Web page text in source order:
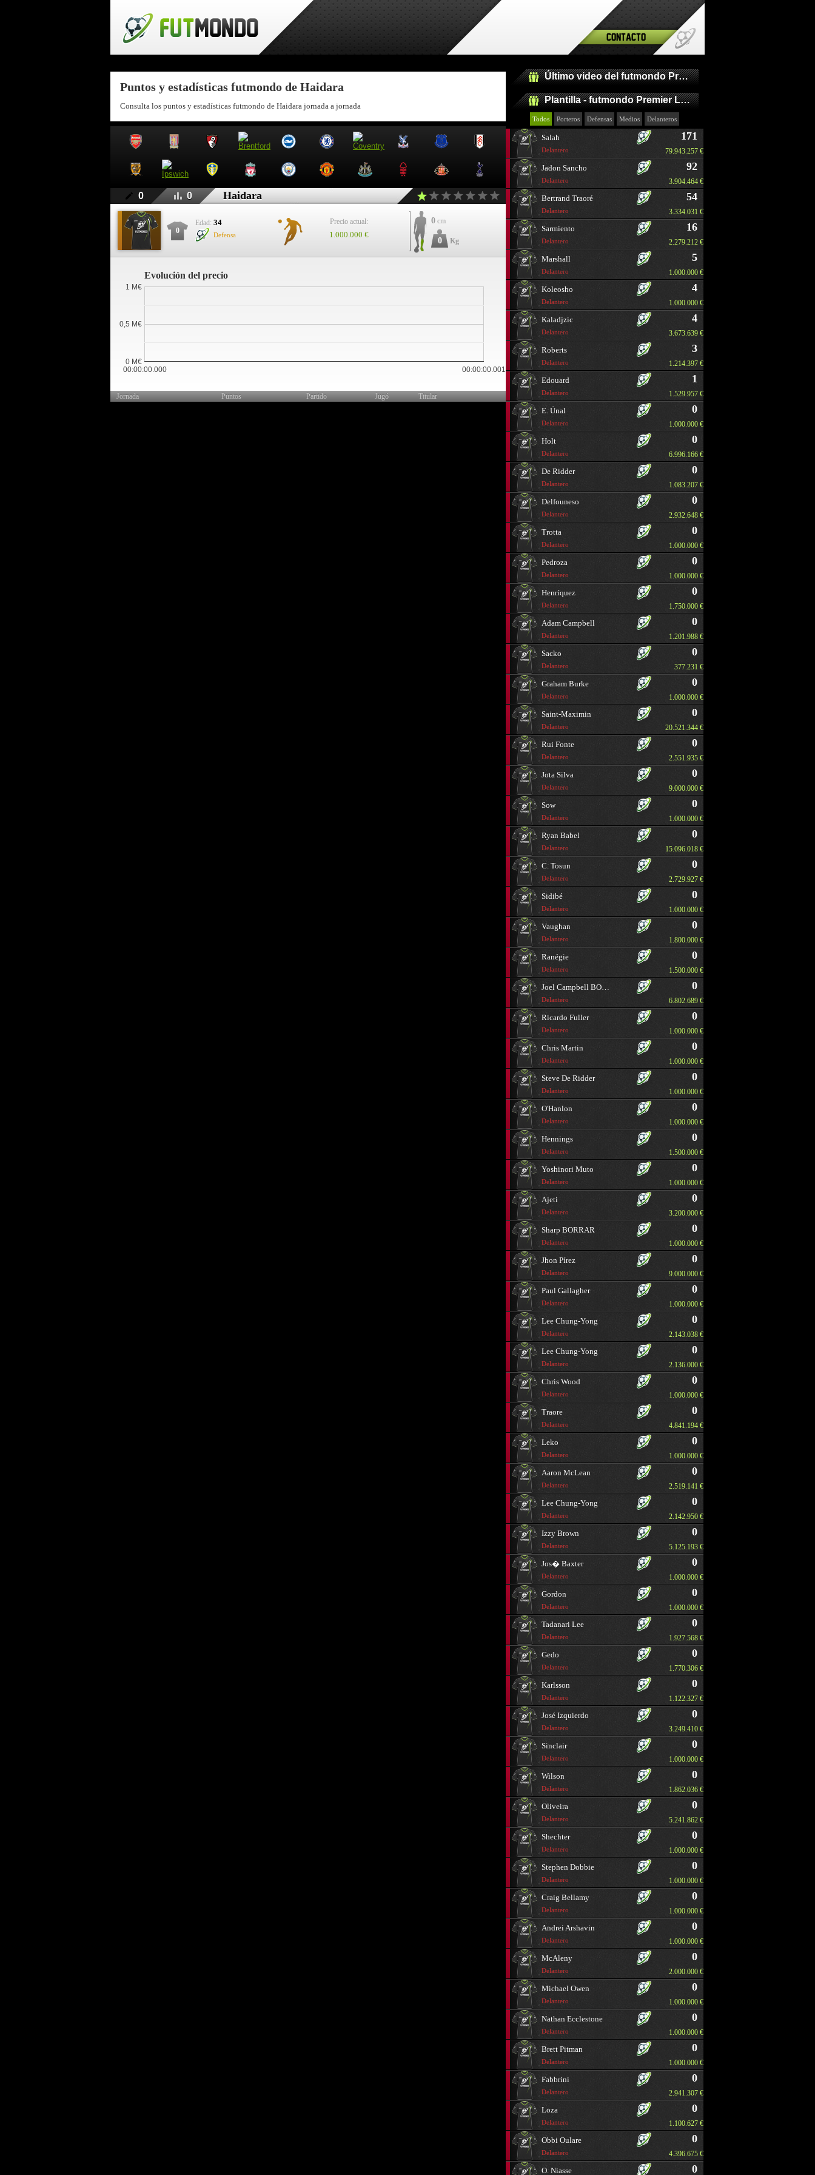
Contacto
Puntos y estadísticas futmondo de Haidara
Consulta los puntos y estadísticas futmondo de Haidara jornada a jornada
0 0 Haidara
0
Edad: 34
Defensa
Precio actual:
1.000.000 €
0 cm
0 Kg
Evolución del precio
00:00:00.000 00:00:00.001
0 M€
0,5 M€
1 M€
Jornada Puntos Partido Jugó Titular
Último video del futmondo Premier League
Plantilla - futmondo Premier League
Todos Porteros Defensas Medios Delanteros
Salah
Delantero
171
79.943.257 €
Jadon Sancho
Delantero
92
3.904.464 €
Bertrand Traoré
Delantero
54
3.334.031 €
Sarmiento
Delantero
16
2.279.212 €
Marshall
Delantero
5
1.000.000 €
Koleosho
Delantero
4
1.000.000 €
Kaladjzic
Delantero
4
3.673.639 €
Roberts
Delantero
3
1.214.397 €
Edouard
Delantero
1
1.529.957 €
E. Ünal
Delantero
0
1.000.000 €
Holt
Delantero
0
6.996.166 €
De Ridder
Delantero
0
1.083.207 €
Delfouneso
Delantero
0
2.932.648 €
Trotta
Delantero
0
1.000.000 €
Pedroza
Delantero
0
1.000.000 €
Henríquez
Delantero
0
1.750.000 €
Adam Campbell
Delantero
0
1.201.988 €
Sacko
Delantero
0
377.231 €
Graham Burke
Delantero
0
1.000.000 €
Saint-Maximin
Delantero
0
20.521.344 €
Rui Fonte
Delantero
0
2.551.935 €
Jota Silva
Delantero
0
9.000.000 €
Sow
Delantero
0
1.000.000 €
Ryan Babel
Delantero
0
15.096.018 €
C. Tosun
Delantero
0
2.729.927 €
Sidibé
Delantero
0
1.000.000 €
Vaughan
Delantero
0
1.800.000 €
Ranégie
Delantero
0
1.500.000 €
Joel Campbell BORRAR
Delantero
0
6.802.689 €
Ricardo Fuller
Delantero
0
1.000.000 €
Chris Martin
Delantero
0
1.000.000 €
Steve De Ridder
Delantero
0
1.000.000 €
O'Hanlon
Delantero
0
1.000.000 €
Hennings
Delantero
0
1.500.000 €
Yoshinori Muto
Delantero
0
1.000.000 €
Ajeti
Delantero
0
3.200.000 €
Sharp BORRAR
Delantero
0
1.000.000 €
Jhon Pírez
Delantero
0
9.000.000 €
Paul Gallagher
Delantero
0
1.000.000 €
Lee Chung-Yong
Delantero
0
2.143.038 €
Lee Chung-Yong
Delantero
0
2.136.000 €
Chris Wood
Delantero
0
1.000.000 €
Traore
Delantero
0
4.841.194 €
Leko
Delantero
0
1.000.000 €
Aaron McLean
Delantero
0
2.519.141 €
Lee Chung-Yong
Delantero
0
2.142.950 €
Izzy Brown
Delantero
0
5.125.193 €
Jos� Baxter
Delantero
0
1.000.000 €
Gordon
Delantero
0
1.000.000 €
Tadanari Lee
Delantero
0
1.927.568 €
Gedo
Delantero
0
1.770.306 €
Karlsson
Delantero
0
1.122.327 €
José Izquierdo
Delantero
0
3.249.410 €
Sinclair
Delantero
0
1.000.000 €
Wilson
Delantero
0
1.862.036 €
Oliveira
Delantero
0
5.241.862 €
Shechter
Delantero
0
1.000.000 €
Stephen Dobbie
Delantero
0
1.000.000 €
Craig Bellamy
Delantero
0
1.000.000 €
Andrei Arshavin
Delantero
0
1.000.000 €
McAleny
Delantero
0
2.000.000 €
Michael Owen
Delantero
0
1.000.000 €
Nathan Ecclestone
Delantero
0
1.000.000 €
Brett Pitman
Delantero
0
1.000.000 €
Fabbrini
Delantero
0
2.941.307 €
Loza
Delantero
0
1.100.627 €
Obbi Oulare
Delantero
0
4.396.675 €
O. Niasse 0